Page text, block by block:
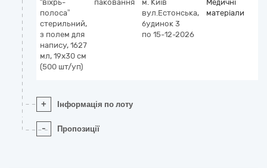
“віхрь-
полоса”
стерильний,
з полем для
напису, 1627
мл, 19х30 см
(500 шт/уп)
паковання
м. Київ
вул.Естонська,
будинок 3
по 15-12-2026
Медичні
матеріали
+ Інформація по лоту
- Пропозиції